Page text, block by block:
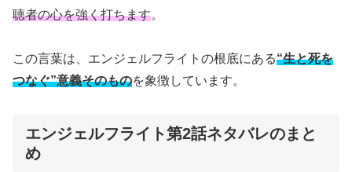
聴者の心を強く打ちます。
この言葉は、エンジェルフライトの根底にある“生と死を
つなぐ”意義そのものを象徴しています。
エンジェルフライト第2話ネタバレのまと
め